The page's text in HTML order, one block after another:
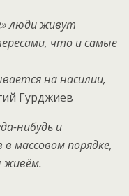
люди живут
что и самые
на насилии,
Гурджиев
нибудь и
массовом порядке,
живём.